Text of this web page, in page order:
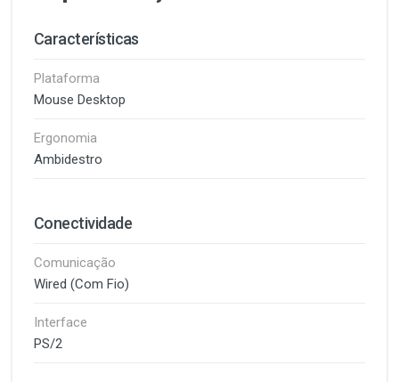
Características
Plataforma
Mouse Desktop
Ergonomia
Ambidestro
Conectividade
Comunicação
Wired (Com Fio)
Interface
PS/2